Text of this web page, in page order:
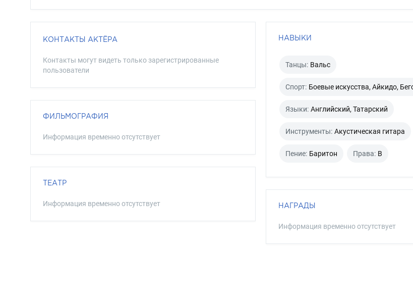
КОНТАКТЫ АКТЁРА
Контакты могут видеть только зарегистрированные
пользователи
ФИЛЬМОГРАФИЯ
Информация временно отсутствует
ТЕАТР
Информация временно отсутствует
НАВЫКИ
Танцы: Вальс
Спорт: Боевые искусства, Айкидо,
Языки: Английский, Татарский
Инструменты: Акустическая гитара
Пение: Баритон Права: B
НАГРАДЫ
Информация временно отсутствует